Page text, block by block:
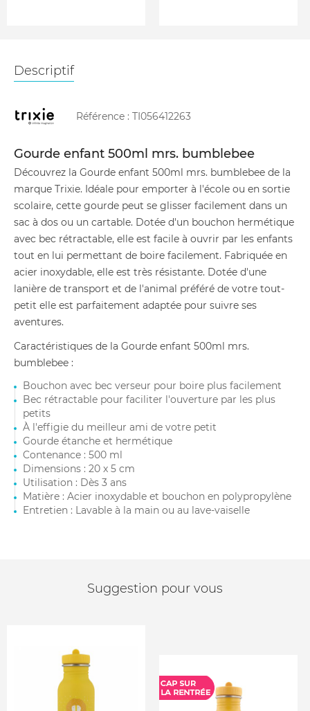
Descriptif
Référence : TI056412263
Gourde enfant 500ml mrs. bumblebee
Découvrez la Gourde enfant 500ml mrs. bumblebee de la
marque Trixie. Idéale pour emporter à l'école ou en sortie
scolaire, cette gourde peut se glisser facilement dans un
sac à dos ou un cartable. Dotée d'un bouchon hermétique
avec bec rétractable, elle est facile à ouvrir par les enfants
tout en lui permettant de boire facilement. Fabriquée en
acier inoxydable, elle est très résistante. Dotée d'une
lanière de transport et de l'animal préféré de votre tout-
petit elle est parfaitement adaptée pour suivre ses
aventures.
Caractéristiques de la Gourde enfant 500ml mrs.
bumblebee :
Bouchon avec bec verseur pour boire plus facilement
Bec rétractable pour faciliter l'ouverture par les plus
petits
À l'effigie du meilleur ami de votre petit
Gourde étanche et hermétique
Contenance : 500 ml
Dimensions : 20 x 5 cm
Utilisation : Dès 3 ans
Matière : Acier inoxydable et bouchon en polypropylène
Entretien : Lavable à la main ou au lave-vaiselle
Suggestion pour vous